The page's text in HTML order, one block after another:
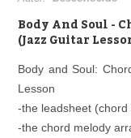
Body And Soul -
(Jazz Guitar
Body and Soul:
Lesson
-the leadsheet
-the chord melody